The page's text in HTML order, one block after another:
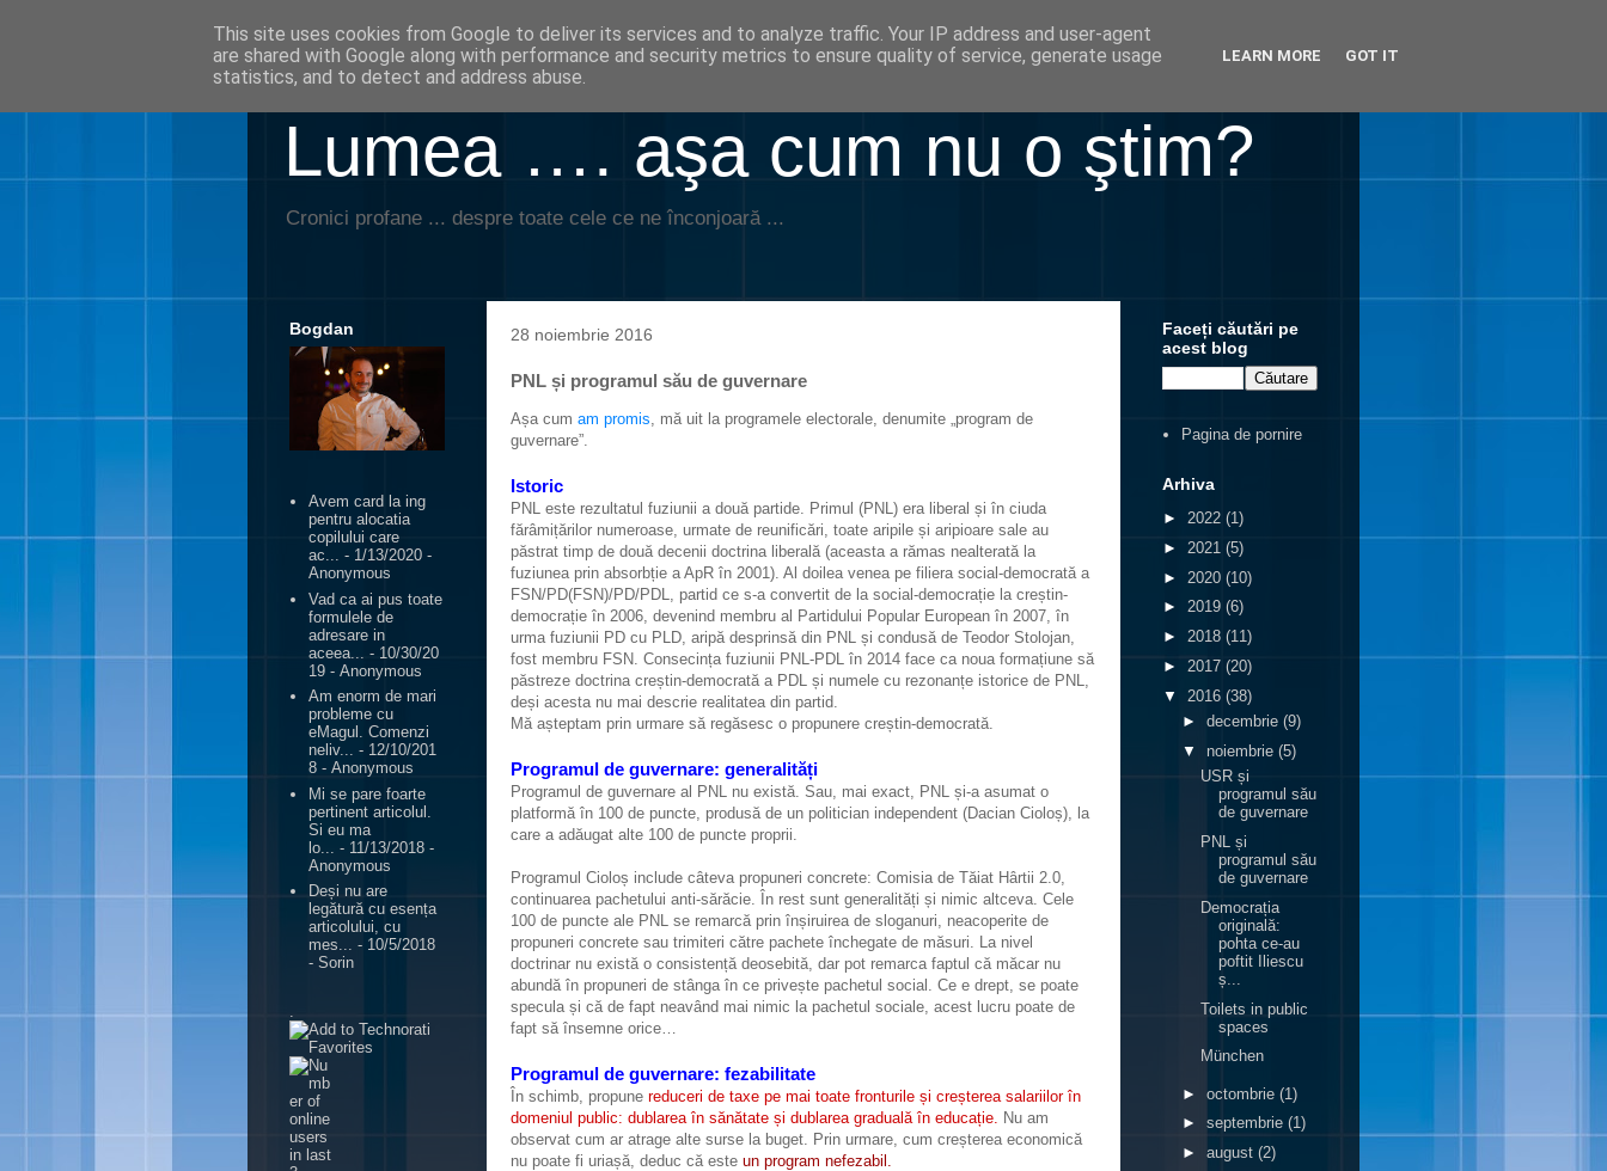
Lumea …. aşa cum nu o ştim?
Cronici profane ... despre toate cele ce ne înconjoară ...
28 noiembrie 2016
PNL și programul său de guvernare
Așa cum am promis, mă uit la programele electorale, denumite „program de
guvernare”.
Istoric
PNL este rezultatul fuziunii a două partide. Primul (PNL) era liberal și în ciuda
fărâmițărilor numeroase, urmate de reunificări, toate aripile și aripioare sale au
păstrat timp de două decenii doctrina liberală (aceasta a rămas nealterată la
fuziunea prin absorbție a ApR în 2001). Al doilea venea pe filiera social-democrată a
FSN/PD(FSN)/PD/PDL, partid ce s-a convertit de la social-democrație la creștin-
democrație în 2006, devenind membru al Partidului Popular European în 2007, în
urma fuziunii PD cu PLD, aripă desprinsă din PNL și condusă de Teodor Stolojan,
fost membru FSN. Consecința fuziunii PNL-PDL în 2014 face ca noua formațiune să
păstreze doctrina creștin-democrată a PDL și numele cu rezonanțe istorice de PNL,
deși acesta nu mai descrie realitatea din partid.
Mă așteptam prin urmare să regăsesc o propunere creștin-democrată.
Programul de guvernare: generalități
Programul de guvernare al PNL nu există. Sau, mai exact, PNL și-a asumat o
platformă în 100 de puncte, produsă de un politician independent (Dacian Cioloș), la
care a adăugat alte 100 de puncte proprii.
Programul Cioloș include câteva propuneri concrete: Comisia de Tăiat Hârtii 2.0,
continuarea pachetului anti-sărăcie. În rest sunt generalități și nimic altceva. Cele
100 de puncte ale PNL se remarcă prin înșiruirea de sloganuri, neacoperite de
propuneri concrete sau trimiteri către pachete închegate de măsuri. La nivel
doctrinar nu există o consistență deosebită, dar pot remarca faptul că măcar nu
abundă în propuneri de stânga în ce privește pachetul social. Ce e drept, se poate
specula și că de fapt neavând mai nimic la pachetul sociale, acest lucru poate de
fapt să însemne orice…
Programul de guvernare: fezabilitate
În schimb, propune reduceri de taxe pe mai toate fronturile și creșterea salariilor în
domeniul public: dublarea în sănătate și dublarea graduală în educație. Nu am
observat cum ar atrage alte surse la buget. Prin urmare, cum creșterea economică
nu poate fi uriașă, deduc că este un program nefezabil.
Bogdan
Avem card la ing
pentru alocatia
copilului care
ac... - 1/13/2020 -
Anonymous
Vad ca ai pus toate
formulele de
adresare in
aceea...
- 10/30/20
19 - Anonymous
Am enorm de mari
probleme cu
eMagul. Comenzi
neliv... - 12/10/201
8 - Anonymous
Mi se pare foarte
pertinent articolul.
Si eu ma
lo...
- 11/13/2018 -
Anonymous
Deși nu are
legătură cu esența
articolului, cu
mes... - 10/5/2018
- Sorin
Faceți căutări pe
acest blog
Pagina de pornire
Arhiva
► 2022 (1)
► 2021 (5)
► 2020 (10)
► 2019 (6)
► 2018 (11)
► 2017 (20)
▼ 2016 (38)
► decembrie (9)
▼ noiembrie (5)
USR și
programul său
de guvernare
PNL și
programul său
de guvernare
Democrația
originală:
pohta ce-au
poftit Iliescu
ș...
Toilets in public
spaces
München
► octombrie (1)
► septembrie (1)
► august (2)
This site uses cookies from Google to deliver its services and to analyze traffic. Your IP address and user-agent
are shared with Google along with performance and security metrics to ensure quality of service, generate usage
statistics, and to detect and address abuse.
LEARN MORE GOT IT